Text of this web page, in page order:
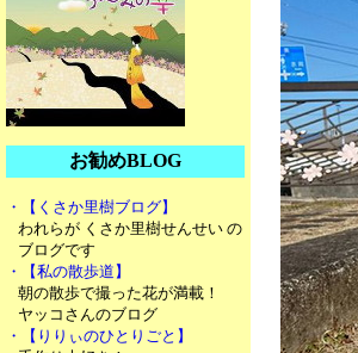
お勧めBLOG
・【くさか里樹ブログ】
われらが くさか里樹せんせい の
ブログです
・【私の散歩道】
朝の散歩で撮った花が満載！
ヤッコさんのブログ
・【りりぃのひとりごと】